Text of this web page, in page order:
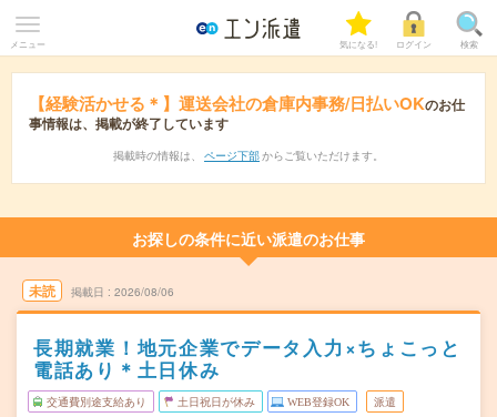
メニュー 気になる! ログイン 検索
【経験活かせる＊】運送会社の倉庫内事務/日払いOKのお仕
事情報は、掲載が終了しています
掲載時の情報は、 ページ下部 からご覧いただけます。
お探しの条件に近い派遣のお仕事
未読 掲載日 2026/08/06
長期就業！地元企業でデータ入力×ちょこっと
電話あり＊土日休み
交通費別途支給あり 土日祝日が休み WEB登録OK 派遣